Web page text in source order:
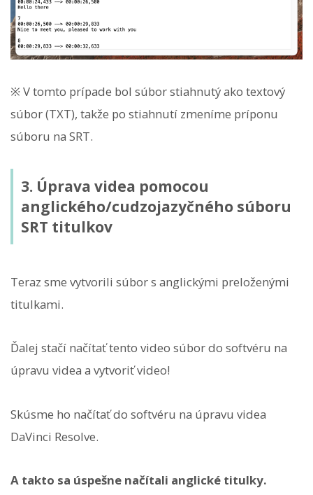
※ V tomto prípade bol súbor stiahnutý ako textový
súbor (TXT), takže po stiahnutí zmeníme príponu
súboru na SRT.
3. Úprava videa pomocou
anglického/cudzojazyčného súboru
SRT titulkov
Teraz sme vytvorili súbor s anglickými preloženými
titulkami.
Ďalej stačí načítať tento video súbor do softvéru na
úpravu videa a vytvoriť video!
Skúsme ho načítať do softvéru na úpravu videa
DaVinci Resolve.
A takto sa úspešne načítali anglické titulky.